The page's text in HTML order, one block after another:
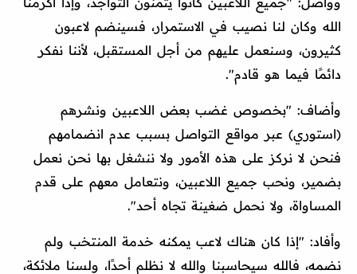
الله وكان لنا نصيب في الاستمرار، فسينضم لاعبون
كثيرون، وسنعمل عليهم من أجل المستقبل، لأننا نفكر
دائمًا فيما هو قادم".
وأضاف: "بخصوص غضب بعض اللاعبين ونشرهم
(استوري) عبر مواقع التواصل بسبب عدم انضمامهم
فنحن لا نركز على هذه الأمور ولا ننشغل بها نحن نعمل
بضمير، ونحب جميع اللاعبين، ونتعامل معهم على قدم
المساواة، ولا نحمل ضغينة تجاه أحد".
وأفاد: "إذا كان هناك لاعب يمكنه خدمة المنتخب ولم
نضمه، فالله سيحاسبنا والله لا نظلم أحدًا، ولسنا ملائكة،